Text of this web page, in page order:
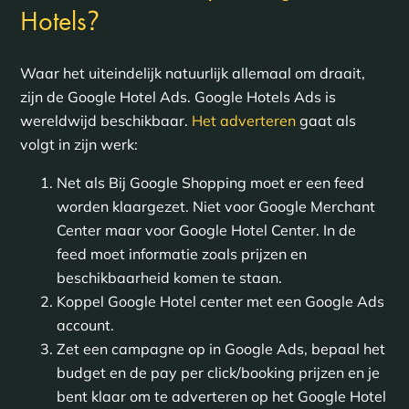
Hotels?
Waar het uiteindelijk natuurlijk allemaal om draait,
zijn de Google Hotel Ads. Google Hotels Ads is
wereldwijd beschikbaar. Het adverterengaat als
volgt in zijn werk:
Net als Bij Google Shopping moet er een feed
worden klaargezet. Niet voor Google Merchant
Center maar voor Google Hotel Center. In de
feed moet informatie zoals prijzen en
beschikbaarheid komen te staan.
Koppel Google Hotel center met een Google Ads
account.
Zet een campagne op in Google Ads, bepaal het
budget en de pay per click/booking prijzen en je
bent klaar om te adverteren op het Google Hotel